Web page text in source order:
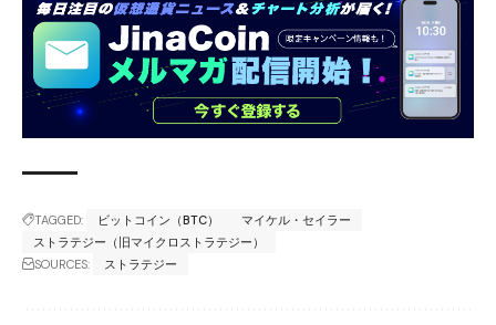
TAGGED: ビットコイン（BTC）
マイケル・セイラー
ストラテジー（旧マイクロストラテジー）
SOURCES:
ストラテジー